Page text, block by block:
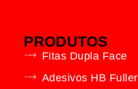
PRODUTOS
Fitas Dupla Face
Adesivos HB Fuller